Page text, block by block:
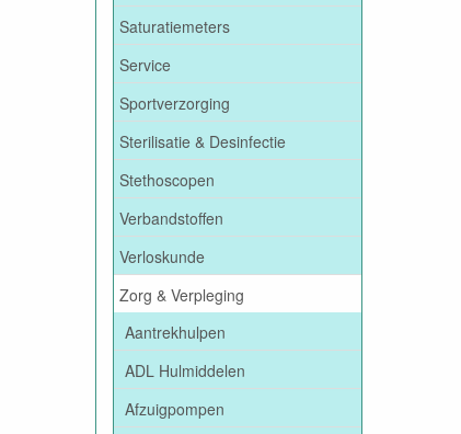
Saturatiemeters
Service
Sportverzorging
Sterilisatie & Desinfectie
Stethoscopen
Verbandstoffen
Verloskunde
Zorg & Verpleging
Aantrekhulpen
ADL Hulmiddelen
Afzuigpompen